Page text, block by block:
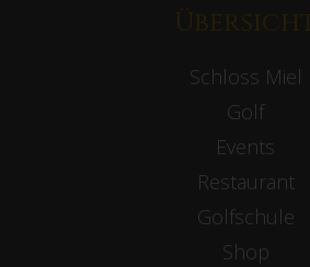
Schloss Miel
Golf
Events
Restaurant
Golfschule
Shop